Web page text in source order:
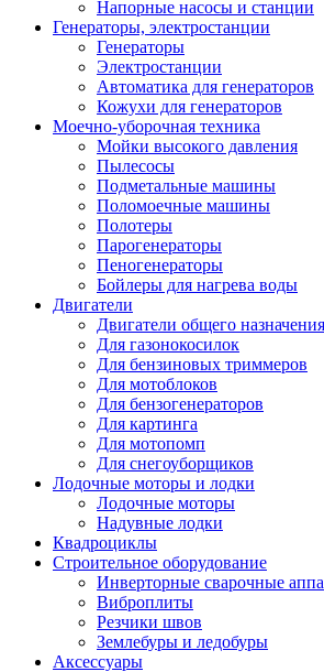
Напорные насосы и станции
Генераторы, электростанции
Генераторы
Электростанции
Автоматика для генераторов
Кожухи для генераторов
Моечно-уборочная техника
Мойки высокого давления
Пылесосы
Подметальные машины
Поломоечные машины
Полотеры
Парогенераторы
Пеногенераторы
Бойлеры для нагрева воды
Двигатели
Двигатели общего назначения
Для газонокосилок
Для бензиновых триммеров
Для мотоблоков
Для бензогенераторов
Для картинга
Для мотопомп
Для снегоуборщиков
Лодочные моторы и лодки
Лодочные моторы
Надувные лодки
Квадроциклы
Строительное оборудование
Инверторные сварочные
Виброплиты
Резчики швов
Землебуры и ледобуры
Аксессуары